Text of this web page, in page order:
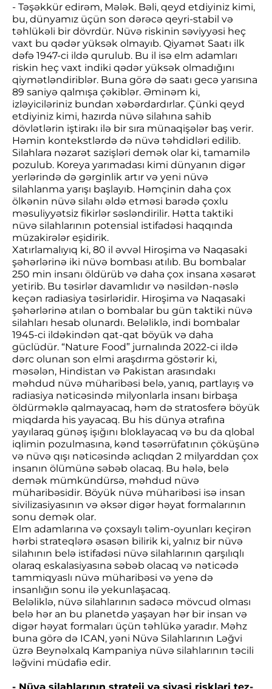
- Təşəkkür edirəm, Mələk. Bəli, qeyd etdiyiniz kimi,
bu, dünyamız üçün son dərəcə qeyri-stabil və
təhlükəli bir dövrdür. Nüvə riskinin səviyyəsi heç
vaxt bu qədər yüksək olmayıb. Qiyamət Saatı ilk
dəfə 1947-ci ildə qurulub. Bu il isə elm adamları
riskin heç vaxt indiki qədər yüksək olmadığını
qiymətləndiriblər. Buna görə də saatı gecə yarısına
89 saniyə qalmışa çəkiblər. Əminəm ki,
izləyiciləriniz bundan xəbərdardırlar. Çünki qeyd
etdiyiniz kimi, hazırda nüvə silahına sahib
dövlətlərin iştirakı ilə bir sıra münaqişələr baş verir.
Həmin kontekstlərdə də nüvə təhdidləri edilib.
Silahlara nəzarət sazişləri demək olar ki, tamamilə
pozulub. Koreya yarımadası kimi dünyanın digər
yerlərində də gərginlik artır və yeni nüvə
silahlanma yarışı başlayıb. Həmçinin daha çox
ölkənin nüvə silahı əldə etməsi barədə çoxlu
məsuliyyətsiz fikirlər səsləndirilir. Hətta taktiki
nüvə silahlarının potensial istifadəsi haqqında
müzakirələr eşidirik.
Xatırlamalıyıq ki, 80 il əvvəl Hiroşima və Naqasaki
şəhərlərinə iki nüvə bombası atılıb. Bu bombalar
250 min insanı öldürüb və daha çox insana xəsarət
yetirib. Bu təsirlər davamlıdır və nəsildən-nəslə
keçən radiasiya təsirləridir. Hiroşima və Naqasaki
şəhərlərinə atılan o bombalar bu gün taktiki nüvə
silahları hesab olunardı. Beləliklə, indi bombalar
1945-ci ildəkindən qat-qat böyük və daha
güclüdür. “Nature Food” jurnalında 2022-ci ildə
dərc olunan son elmi araşdırma göstərir ki,
məsələn, Hindistan və Pakistan arasındakı
məhdud nüvə müharibəsi belə, yanıq, partlayış və
radiasiya nəticəsində milyonlarla insanı birbaşa
öldürməklə qalmayacaq, həm də stratosferə böyük
miqdarda his yayacaq. Bu his dünya ətrafına
yayılaraq günəş işığını bloklayacaq və bu da qlobal
iqlimin pozulmasına, kənd təsərrüfatının çöküşünə
və nüvə qışı nəticəsində aclıqdan 2 milyarddan çox
insanın ölümünə səbəb olacaq. Bu hələ, belə
demək mümkündürsə, məhdud nüvə
müharibəsidir. Böyük nüvə müharibəsi isə insan
sivilizasiyasının və əksər digər həyat formalarının
sonu demək olar.
Elm adamlarına və çoxsaylı təlim-oyunları keçirən
hərbi strateqlərə əsasən bilirik ki, yalnız bir nüvə
silahının belə istifadəsi nüvə silahlarının qarşılıqlı
olaraq eskalasiyasına səbəb olacaq və nəticədə
tammiqyaslı nüvə müharibəsi və yenə də
insanlığın sonu ilə yekunlaşacaq.
Beləliklə, nüvə silahlarının sadəcə mövcud olması
belə hər an bu planetdə yaşayan hər bir insan və
digər həyat formaları üçün təhlükə yaradır. Məhz
buna görə də ICAN, yəni Nüvə Silahlarının Ləğvi
üzrə Beynəlxalq Kampaniya nüvə silahlarının təcili
ləğvini müdafiə edir.